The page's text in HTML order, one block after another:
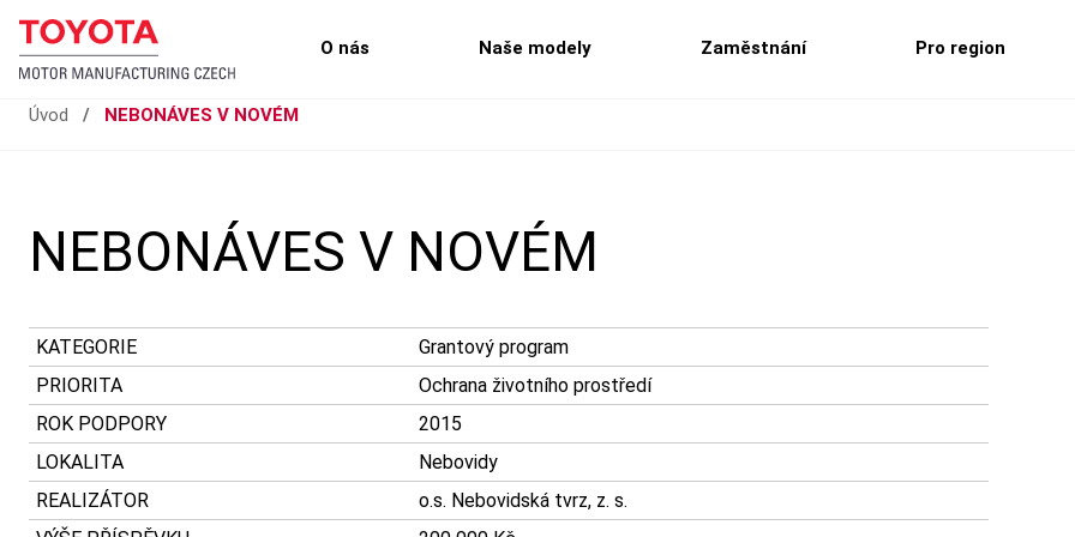
O nás Naše modely Zaměstnání Pro region
Úvod / NEBONÁVES V NOVÉM
NEBONÁVES V NOVÉM
KATEGORIE
Grantový program
PRIORITA
Ochrana životního prostředí
ROK PODPORY
2015
LOKALITA
Nebovidy
REALIZÁTOR
o.s. Nebovidská tvrz, z. s.